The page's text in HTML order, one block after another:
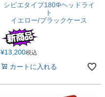
シビエタイプ180Φヘッドライ
ト
イエロー/ブラックケース
¥13,200税込
カートに入れる